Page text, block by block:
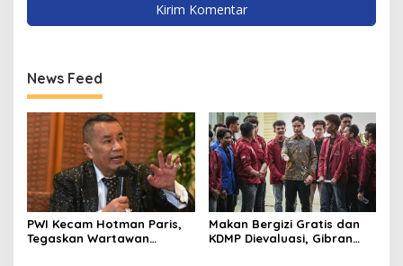
News Feed
PWI Kecam Hotman Paris,
Tegaskan Wartawan
Makan Bergizi Gratis dan
KDMP Dievaluasi, Gibran